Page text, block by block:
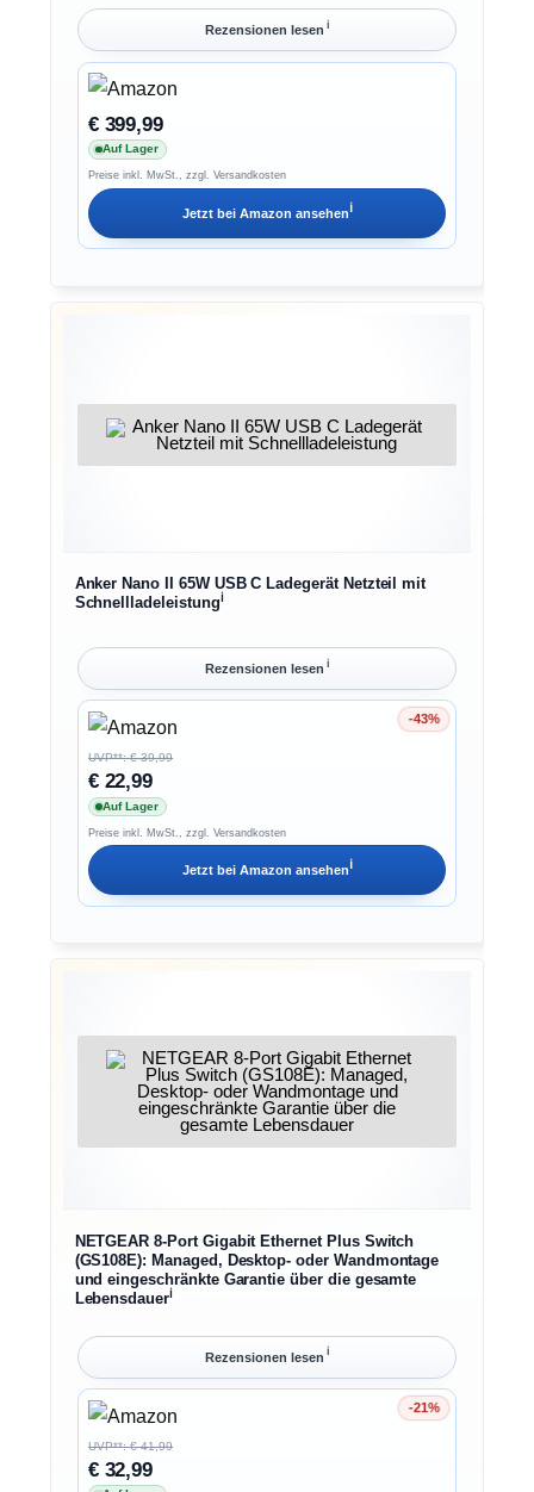
Rezensionen lesen ℹ︎
€ 399,99
Auf Lager
Preise inkl. MwSt., zzgl. Versandkosten
Jetzt bei Amazon ansehenℹ︎
Anker Nano II 65W USB C Ladegerät Netzteil mit
Schnellladeleistungℹ︎
Rezensionen lesen ℹ︎
-43%
Ersparnis 43%
UVP**: € 39,99
€ 22,99
Auf Lager
Preise inkl. MwSt., zzgl. Versandkosten
Jetzt bei Amazon ansehenℹ︎
NETGEAR 8-Port Gigabit Ethernet Plus Switch
(GS108E): Managed, Desktop- oder Wandmontage
und eingeschränkte Garantie über die gesamte
Lebensdauerℹ︎
Rezensionen lesen ℹ︎
-21%
Ersparnis 21%
UVP**: € 41,99
€ 32,99